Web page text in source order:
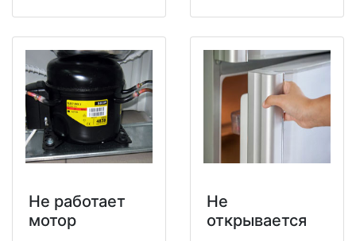
Не работает
мотор
Не
открывается